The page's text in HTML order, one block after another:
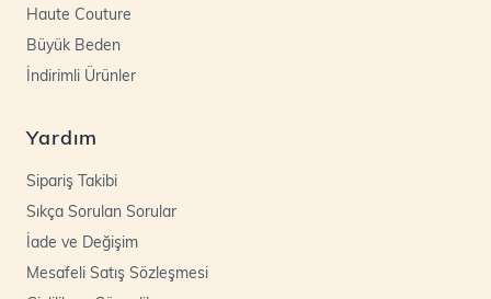
Haute Couture
Büyük Beden
İndirimli Ürünler
Yardım
Sipariş Takibi
Sıkça Sorulan Sorular
İade ve Değişim
Mesafeli Satış Sözleşmesi